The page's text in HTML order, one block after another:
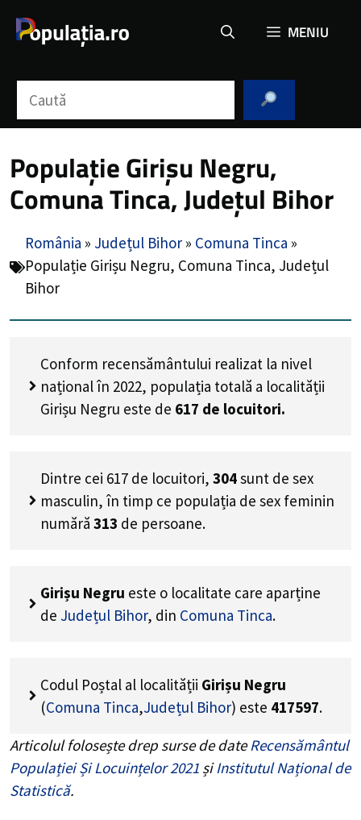
MENIU
Populație Girișu Negru,
Comuna Tinca, Județul Bihor
România » Județul Bihor » Comuna Tinca »
Populație Girișu Negru, Comuna Tinca, Județul
Bihor
Conform recensământului realizat la nivel
național în 2022, populația totală a localității
Girișu Negru este de 617 de locuitori.
Dintre cei 617 de locuitori, 304sunt de sex
masculin, în timp ce populația de sex feminin
numără 313 de persoane.
Girișu Negru este o localitate care aparține
de Județul Bihor, din Comuna Tinca.
Codul Poștal al localității Girișu Negru
(Comuna Tinca,Județul Bihor) este 417597.
Articolul folosește drep surse de dateRecensământul
Populației Și Locuințelor 2021 șiInstitutul Național de
Statistică.